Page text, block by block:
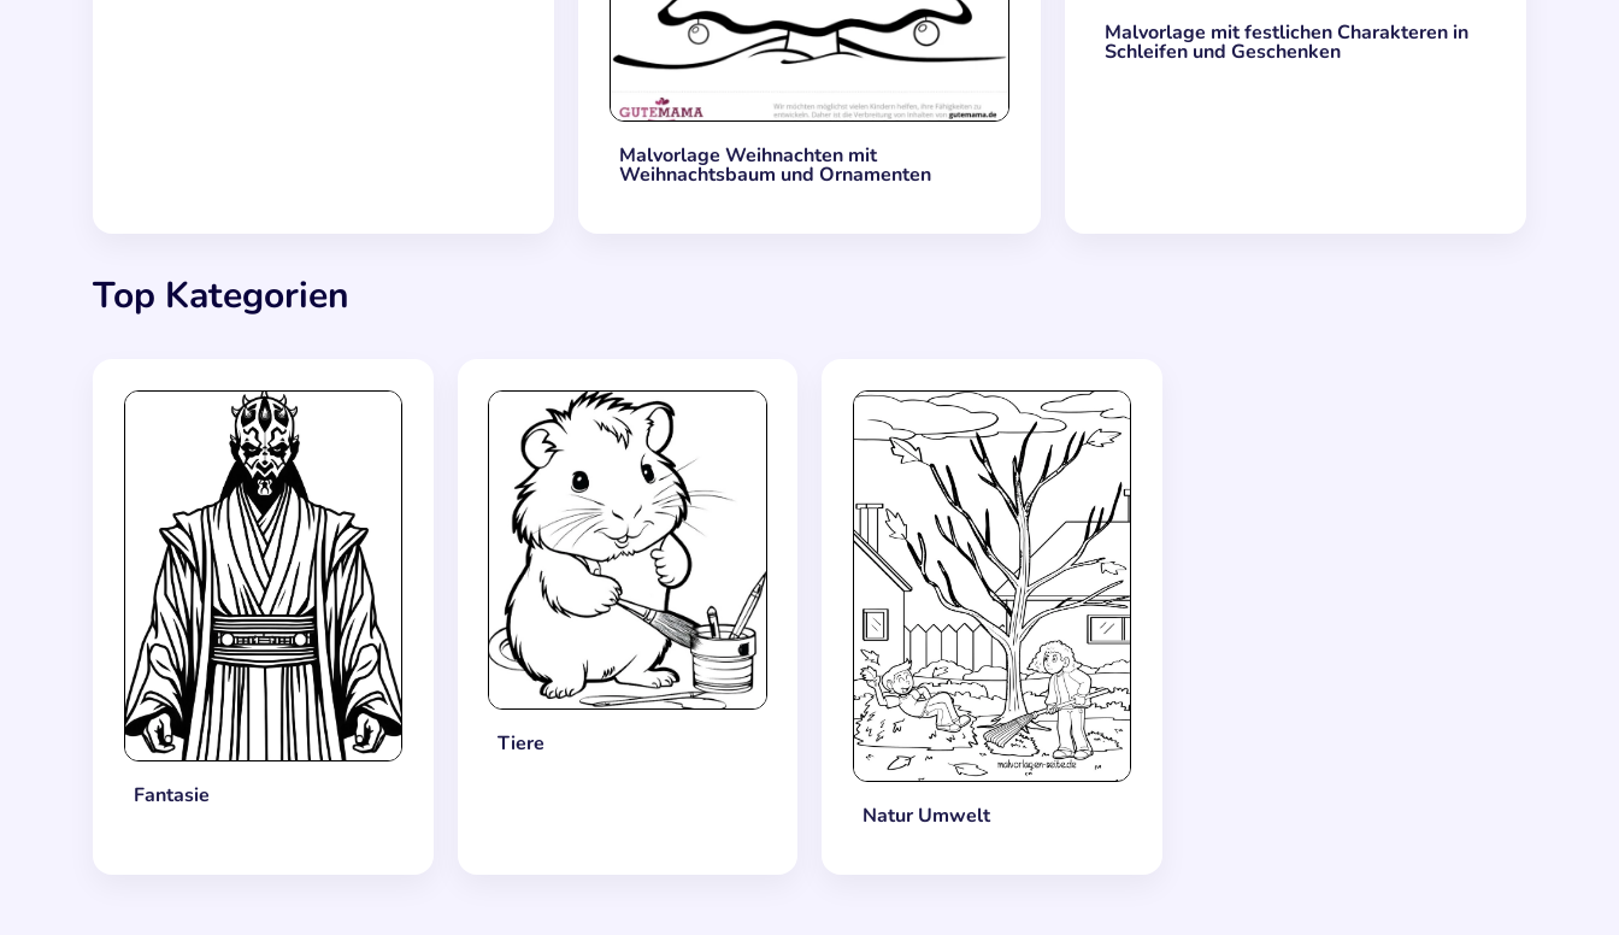
Malvorlage Weihnachten mit
Weihnachtsbaum und Ornamenten
Malvorlage mit festlichen Charakteren in
Schleifen und Geschenken
Top Kategorien
Fantasie
Tiere
Natur Umwelt